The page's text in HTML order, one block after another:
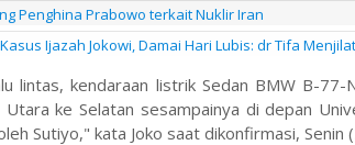
Penghina Prabowo terkait Nuklir Iran
Ijazah Jokowi, Damai Hari Lubis: dr Tifa
lintas, kendaraan listrik Sedan BMW B-
Utara ke Selatan sesampainya di depan
Sutiyo," kata Joko saat dikonfirmasi, Senin